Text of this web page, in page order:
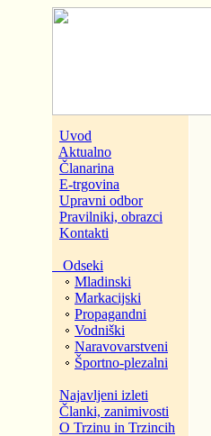
Uvod
Aktualno
Članarina
E-trgovina
Upravni odbor
Pravilniki, obrazci
Kontakti
Odseki
Mladinski
Markacijski
Propagandni
Vodniški
Naravovarstveni
Športno-plezalni
Najavljeni izleti
Članki, zanimivosti
O Trzinu in Trzincih